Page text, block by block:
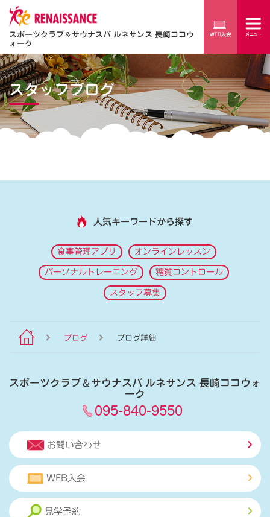
スポーツクラブ＆サウナスパ ルネサンス 長崎ココウ
ォーク
スタッフブログ
人気キーワードから探す
食事管理アプリ オンラインレッスン
パーソナルトレーニング 糖質コントロール
スタッフ募集
ブログ ブログ詳細
スポーツクラブ＆サウナスパ ルネサンス 長崎ココウォ
ーク
095-840-9550
お問い合わせ
WEB入会
見学予約